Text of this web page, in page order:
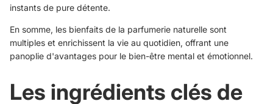
instants de pure détente.
En somme, les bienfaits de la parfumerie naturelle sont
multiples et enrichissent la vie au quotidien, offrant une
panoplie d'avantages pour le bien-être mental et émotionnel.
Les ingrédients clés de